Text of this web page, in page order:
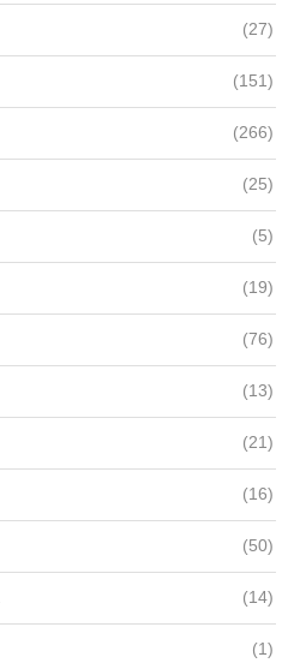
(27)
(151)
(266)
(25)
(5)
(19)
(76)
(13)
(21)
(16)
(50)
(14)
(1)